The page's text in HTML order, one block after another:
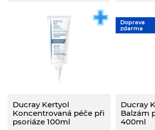
Ducray Kertyol
Koncentrovaná péče při
psoriáze 100ml
Doprava
zdarma
Ducray
Balzám
400ml